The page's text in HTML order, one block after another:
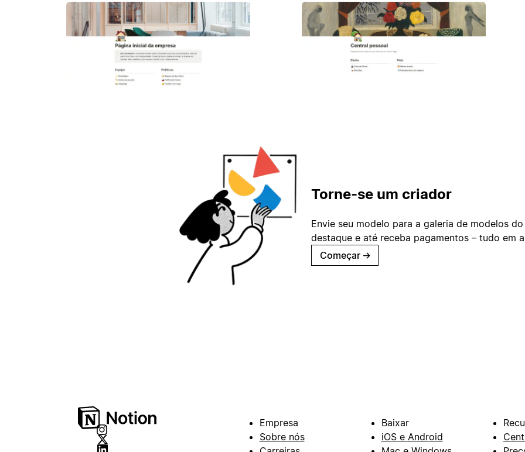
Torne-se um criador
Envie seu modelo para a galeria de modelos
destaque e até receba pagamentos – tudo em
Começar →
Empresa
Sobre nós
Baixar
iOS e Android